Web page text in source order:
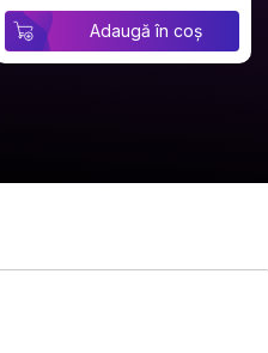
Adaugă în coș